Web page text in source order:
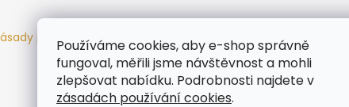
Používáme cookies, aby e-shop správně
fungoval, měřili jsme návštěvnost a mohli
zlepšovat nabídku. Podrobnosti najdete v
zásadách používání cookies.
používání cookies Ochrana osobních údajů Dřevěné
Radiátory